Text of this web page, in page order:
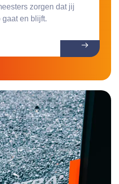
zorgen dat jij
en blijft.